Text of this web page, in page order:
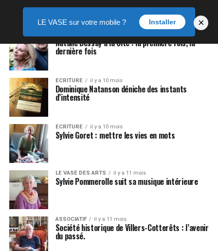
Natalie Dessay à la Cité : la première fois, la
dernière fois
ECRITURE il y a 10 mois
Dominique Natanson déniche des instants
d’intensité
ECRITURE il y a 10 mois
Sylvie Goret : mettre les vies en mots
LE VASE DES ARTS il y a 11 mois
Sylvie Pommerolle suit sa musique intérieure
ASSOCIATIF il y a 11 mois
Société historique de Villers-Cotterêts : l’avenir
du passé.
LE VASE sur votre mobile ? Installer ×